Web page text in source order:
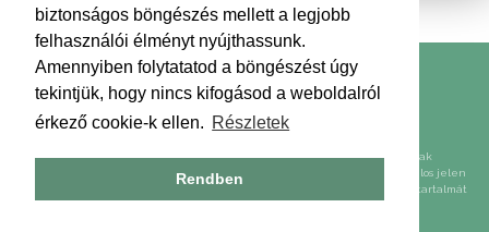
biztonságos böngészés mellett a legjobb
felhasználói élményt nyújthassunk.
Amennyiben folytatatod a böngészést úgy
tekintjük, hogy nincs kifogásod a weboldalról
érkező cookie-k ellen. Részletek
Rendben
Kapcsolat Impresszum
Médiaajánlat
Adatkezelési tájékoztató
Hírlevél
A weboldalon található képek, szövegek, egyéb tartalmak felhasználása csak
előzetes írásos engedéllyel lehetséges. Előzetes írásos engedély nélkül tilos jelen
weboldal tartalmát akár nyílt, akár zárt adatbázisba lementeni, továbbá a tartalmát